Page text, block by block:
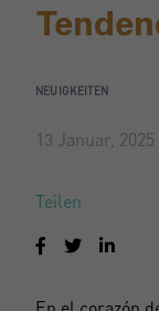
NEUIGKEITEN
13 Januar, 2025
Teilen